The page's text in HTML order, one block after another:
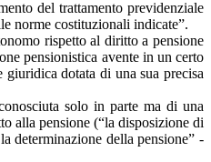
del trattamento previdenziale
norme costituzionali indicate”.
rispetto al diritto a pensione
pensionistica avente in un certo
dotata di una sua precisa
solo in parte ma di una
alla pensione (“la disposizione di
determinazione della pensione” -